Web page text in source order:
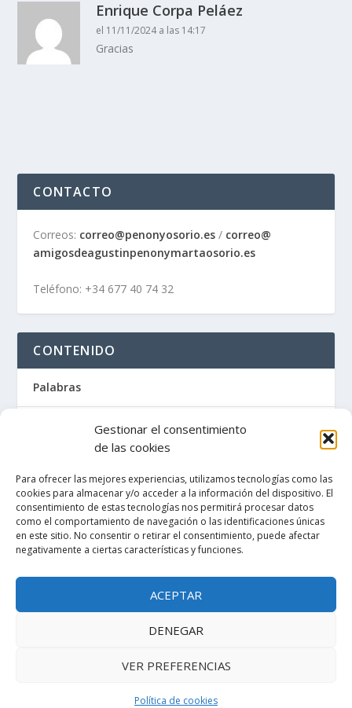
Gestionar el consentimiento
de las cookies
Para ofrecer las mejores experiencias, utilizamos tecnologías como las
cookies para almacenar y/o acceder a la información del dispositivo. El
consentimiento de estas tecnologías nos permitirá procesar datos
como el comportamiento de navegación o las identificaciones únicas
en este sitio. No consentir o retirar el consentimiento, puede afectar
negativamente a ciertas características y funciones.
ACEPTAR
DENEGAR
VER PREFERENCIAS
Política de cookies
Enrique Corpa Peláez
el 11/11/2024 a las 14:17
Gracias
CONTACTO
Correos: correo@penonyosorio.es / correo@
amigosdeagustinpenonymartaosorio.es
Teléfono: +34 677 40 74 32
CONTENIDO
Palabras
Artículos / Recortes de prensa
La Maleta de Penón
Tienda de libros
Política de cookies (UE)